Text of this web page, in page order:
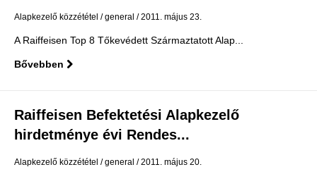
Alapkezelő közzététel general 2011. május 23.
A Raiffeisen Top 8 Tőkevédett Származtatott Alap...
Bővebben
Raiffeisen Befektetési Alapkezelő
hirdetménye évi Rendes...
Alapkezelő közzététel general 2011. május 20.